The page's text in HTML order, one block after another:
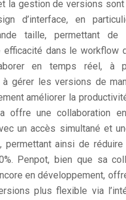
la gestion de versions
d’interface, en
taille, permettant de
efficacité dans le workflow
en temps réel, à
gérer les versions de
améliorer la
offre une collaboration
un accès simultané et
permettant ainsi de
Penpot, bien que sa
en développement,
plus flexible via